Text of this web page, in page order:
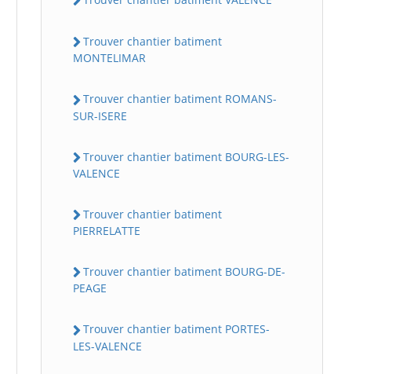
Trouver chantier batiment
MONTELIMAR
Trouver chantier batiment ROMANS-
SUR-ISERE
Trouver chantier batiment BOURG-LES-
VALENCE
Trouver chantier batiment
PIERRELATTE
Trouver chantier batiment BOURG-DE-
PEAGE
Trouver chantier batiment PORTES-
LES-VALENCE